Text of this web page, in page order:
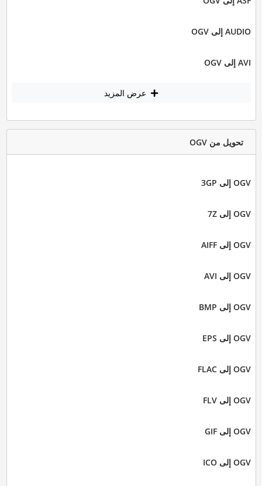
AUDIO إلى OGV
AVI إلى OGV
عرض المزيد
تحويل من OGV
OGV إلى 3GP
OGV إلى 7Z
OGV إلى AIFF
OGV إلى AVI
OGV إلى BMP
OGV إلى EPS
OGV إلى FLAC
OGV إلى FLV
OGV إلى GIF
OGV إلى ICO